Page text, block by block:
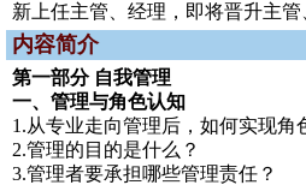
新上任主管、经理，即将晋升主
内容简介
第一部分 自我管理
一、管理与角色认知
1.从专业走向管理后，如何实现角
2.管理的目的是什么？
3.管理者要承担哪些管理责任？